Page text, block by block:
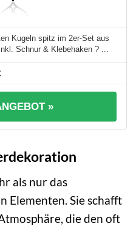
Kugeln spitz im 2er-Set aus
Schnur & Klebehaken ? ...
»
als nur das
Elementen. Sie schafft
die den oft